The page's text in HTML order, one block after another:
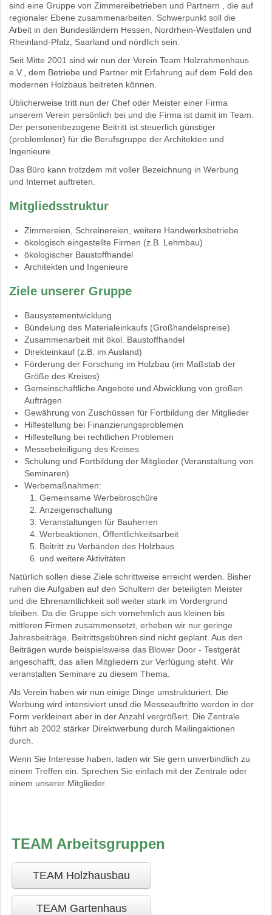
sind eine Gruppe von Zimmereibetrieben und Partnern , die auf
regionaler Ebene zusammenarbeiten. Schwerpunkt soll die
Arbeit in den Bundesländern Hessen, Nordrhein-Westfalen und
Rheinland-Pfalz, Saarland und nördlich sein.
Seit Mitte 2001 sind wir nun der Verein Team Holzrahmenhaus
e.V., dem Betriebe und Partner mit Erfahrung auf dem Feld des
modernen Holzbaus beitreten können.
Üblicherweise tritt nun der Chef oder Meister einer Firma
unserem Verein persönlich bei und die Firma ist damit im Team.
Der personenbezogene Beitritt ist steuerlich günstiger
(problemloser) für die Berufsgruppe der Architekten und
Ingenieure.
Das Büro kann trotzdem mit voller Bezeichnung in Werbung
und Internet auftreten.
Mitgliedsstruktur
Zimmereien, Schreinereien, weitere Handwerksbetriebe
ökologisch eingestellte Firmen (z.B. Lehmbau)
ökologischer Baustoffhandel
Architekten und Ingenieure
Ziele unserer Gruppe
Bausystementwicklung
Bündelung des Materialeinkaufs (Großhandelspreise)
Zusammenarbeit mit ökol. Baustoffhandel
Direkteinkauf (z.B. im Ausland)
Förderung der Forschung im Holzbau (im Maßstab der
Größe des Kreises)
Gemeinschaftliche Angebote und Abwicklung von großen
Aufträgen
Gewährung von Zuschüssen für Fortbildung der Mitglieder
Hilfestellung bei Finanzierungsproblemen
Hilfestellung bei rechtlichen Problemen
Messebeteiligung des Kreises
Schulung und Fortbildung der Mitglieder (Veranstaltung von
Seminaren)
Werbemaßnahmen:
Gemeinsame Werbebroschüre
Anzeigenschaltung
Veranstaltungen für Bauherren
Werbeaktionen, Öffentlichkeitsarbeit
Beitritt zu Verbänden des Holzbaus
und weitere Aktivitäten
Natürlich sollen diese Ziele schrittweise erreicht werden. Bisher
ruhen die Aufgaben auf den Schultern der beteiligten Meister
und die Ehrenamtlichkeit soll weiter stark im Vordergrund
bleiben. Da die Gruppe sich vornehmlich aus kleinen bis
mittleren Firmen zusammensetzt, erheben wir nur geringe
Jahresbeiträge. Beitrittsgebühren sind nicht geplant. Aus den
Beiträgen wurde beispielsweise das Blower Door - Testgerät
angeschafft, das allen Mitgliedern zur Verfügung steht. Wir
veranstalten Seminare zu diesem Thema.
Als Verein haben wir nun einige Dinge umstrukturiert. Die
Werbung wird intensiviert unsd die Messeauftritte werden in der
Form verkleinert aber in der Anzahl vergrößert. Die Zentrale
führt ab 2002 stärker Direktwerbung durch Mailingaktionen
durch.
Wenn Sie Interesse haben, laden wir Sie gern unverbindlich zu
einem Treffen ein. Sprechen Sie einfach mit der Zentrale oder
einem unserer Mitglieder.
TEAM Arbeitsgruppen
TEAM Holzhausbau
TEAM Gartenhaus